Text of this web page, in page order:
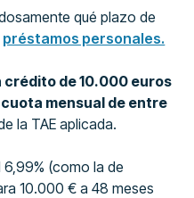
qué plazo de
préstamos personales.
crédito de 10.000 euros
cuota mensual de entre
la TAE aplicada.
6,99% (como la de
10.000 € a 48 meses